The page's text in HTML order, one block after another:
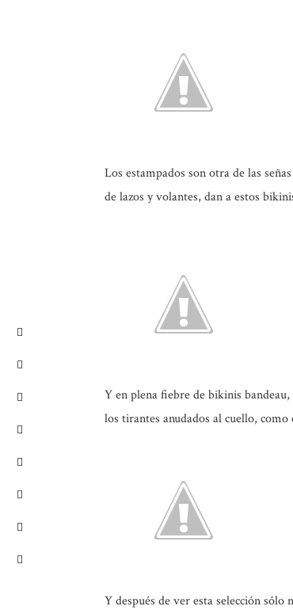
Los estampados son otra de las
de lazos y volantes, dan a estos
Y en plena fiebre de bikinis
los tirantes anudados al cuello, como
Y después de ver esta selección sólo